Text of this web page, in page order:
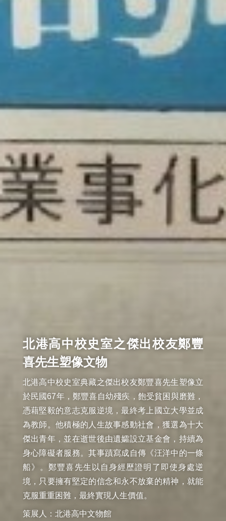
北港高中校史室之傑出校友鄭豐
喜先生塑像文物
北港高中校史室典藏之傑出校友鄭豐喜先生塑像立
於民國67年，鄭豐喜自幼殘疾，飽受貧困與磨難，
憑藉堅毅的意志克服逆境，最終考上國立大學並成
為教師。他積極的人生故事感動社會，獲選為十大
傑出青年，並在逝世後由遺孀設立基金會，持續為
身心障礙者服務。其事蹟寫成自傳《汪洋中的一條
船》。鄭豐喜先生以自身經歷證明了即使身處逆
境，只要擁有堅定的信念和永不放棄的精神，就能
克服重重困難，最終實現人生價值。
策展人：北港高中文物館